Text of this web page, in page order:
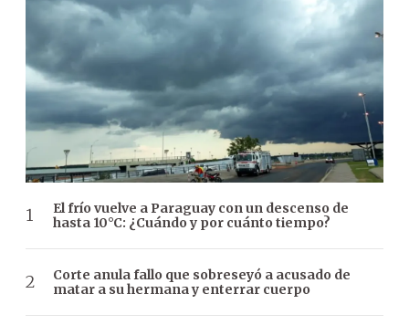
El frío vuelve a Paraguay con un descenso de
hasta 10°C: ¿Cuándo y por cuánto tiempo?
Corte anula fallo que sobreseyó a acusado de
matar a su hermana y enterrar cuerpo